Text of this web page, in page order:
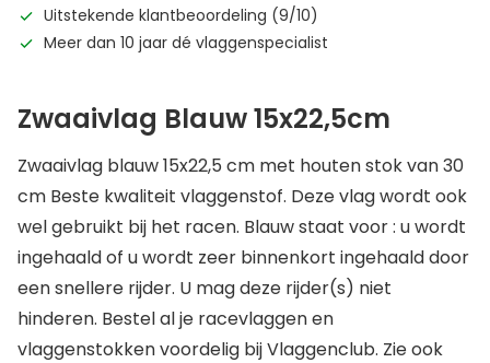
Uitstekende klantbeoordeling (9/10)
Meer dan 10 jaar dé vlaggenspecialist
Zwaaivlag Blauw 15x22,5cm
Zwaaivlag blauw 15x22,5 cm met houten stok van 30
cm Beste kwaliteit vlaggenstof. Deze vlag wordt ook
wel gebruikt bij het racen. Blauw staat voor : u wordt
ingehaald of u wordt zeer binnenkort ingehaald door
een snellere rijder. U mag deze rijder(s) niet
hinderen. Bestel al je racevlaggen en
vlaggenstokken voordelig bij Vlaggenclub. Zie ook